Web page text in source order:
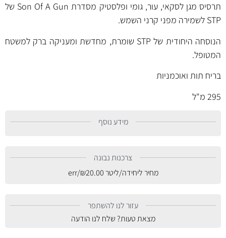
תרסיס מגן לסקאי, עור, גומי ופלסטיק מסדרת Son Of A Gun של
STP לשמירה מפני קרני השמש.
הנוסחה היחודית של STP שומרת, מחדשת ומעניקה ברק למשטח
המטופל.
בריח תות ואוכמניות
295 מ"ל
מידע נוסף
צרכנות נבונה
מחיר ליחידה/ליטר
₪20.00
/err
עזור לנו להשתפר
מצאת טעות? שלח לנו הודעה